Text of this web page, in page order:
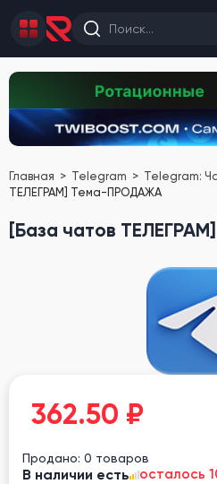
Главная Telegram Telegram:
ТЕЛЕГРАМ] Тема-ПРОДАЖА
[База чатов
362.50 ₽
Продано: 0 товаров
В наличии есть
осталось